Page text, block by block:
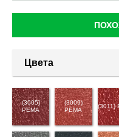
Цвета
(3005)
PEMA
(3009)
PEMA
(3011)